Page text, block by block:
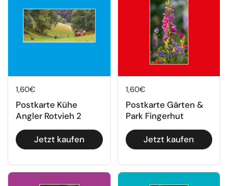
Regulärer Preis
1,60€
Postkarte Kühe
Angler Rotvieh 2
Jetzt kaufen
Regulärer Preis
1,60€
Postkarte Gärten &
Park Fingerhut
Jetzt kaufen